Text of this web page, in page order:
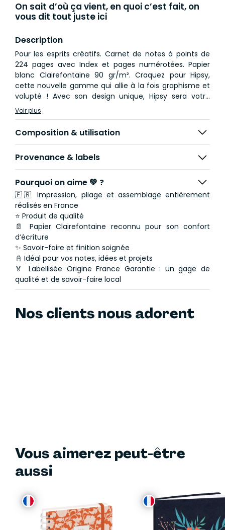
On sait d’où ça vient, en quoi c’est fait, on
vous dit tout juste ici
Description
Pour les esprits créatifs. Carnet de notes à points de
224 pages avec Index et pages numérotées. Papier
blanc Clairefontaine 90 gr/m². Craquez pour Hipsy,
cette nouvelle gamme qui allie à la fois graphisme et
volupté ! Avec son design unique, Hipsy sera votre
meilleur allié au quotidien !
- Pages Points (dots) et lignées
- Dimensions : 15 x 21 cm
- Fabrication française
Voir plus
Composition & utilisation
Provenance & labels
Pourquoi on aime 💚 ?
🇫🇷 Impression, pliage et assemblage entièrement
réalisés en France
⭐ Produit de qualité
📄 Papier Clairefontaine reconnu pour son confort
d’écriture
✨ Savoir-faire et finition soignée
📓 Idéal pour vos notes, idées et projets
🏅 Labellisée Origine France Garantie : un gage de
qualité et de savoir-faire local
Nos clients nous adorent
Vous aimerez peut-être
aussi